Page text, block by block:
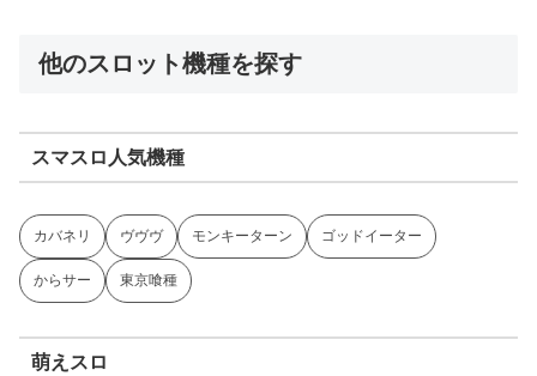
他のスロット機種を探す
スマスロ人気機種
カバネリ ヴヴヴ モンキーターン ゴッドイーター
からサー 東京喰種
萌えスロ